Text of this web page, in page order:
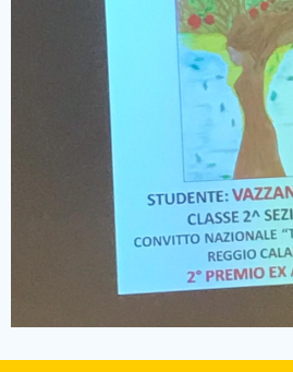
Comunicazioni Esterne
BACHECA SINDACALE